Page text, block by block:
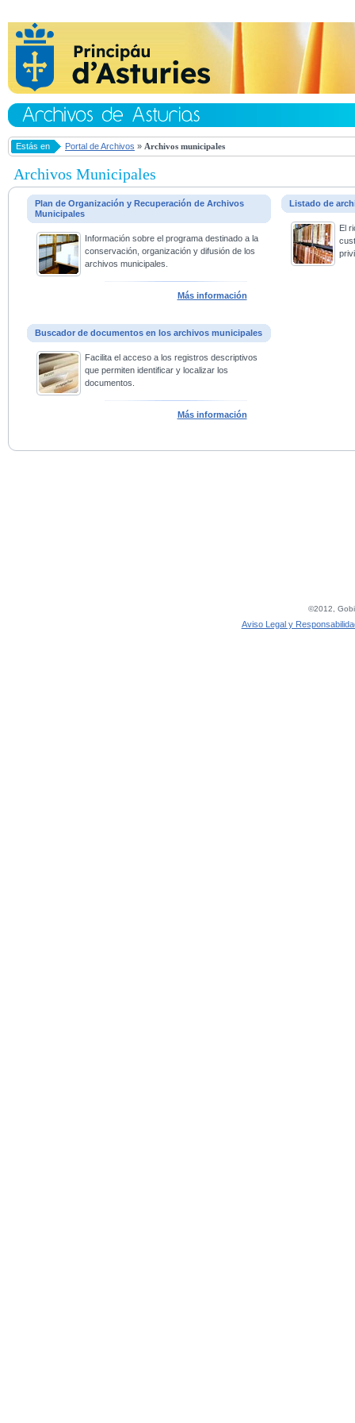
Estás en Portal de Archivos » Archivos municipales
Archivos Municipales
Plan de Organización y Recuperación de Archivos
Municipales
Información sobre el programa destinado a la
conservación, organización y difusión de los
archivos municipales.
Más información
Listado de
El
Buscador de documentos en los archivos municipales
Facilita el acceso a los registros descriptivos
que permiten identificar y localizar los
documentos.
Más información
©2012,
Aviso Legal y